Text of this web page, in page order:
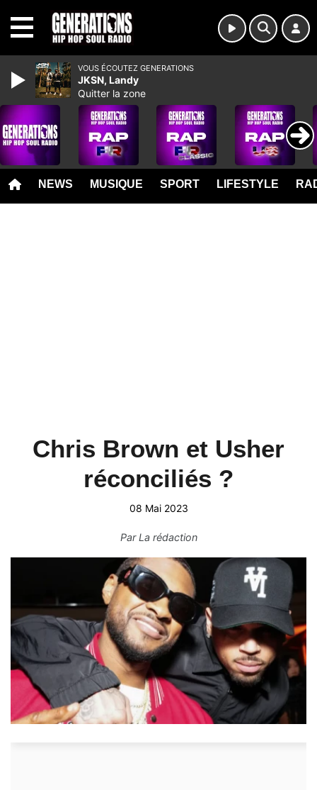
NEWS MUSIQUE SPORT LIFESTYLE
Chris Brown et Usher
réconciliés ?
08 Mai 2023
ParLa rédaction
VOUS ÉCOUTEZ GENERATIONS
JKSN, Landy
Quitter la zone